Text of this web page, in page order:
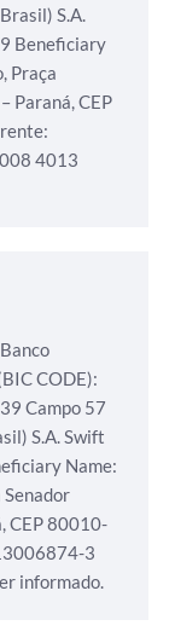
S.A.
Beneficiary
Praça
Paraná, CEP
4013
CODE):
Campo 57
S.A.Swift
Name:
Senador
CEP 80010-
3
informado.